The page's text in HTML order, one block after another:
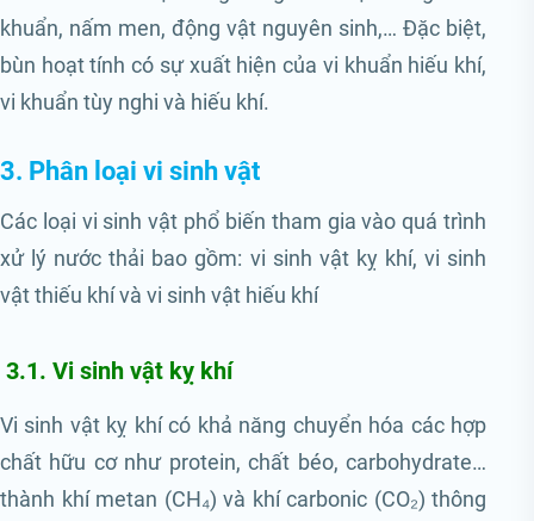
khuẩn, nấm men, động vật nguyên sinh,… Đặc biệt,
bùn hoạt tính có sự xuất hiện của vi khuẩn hiếu khí,
vi khuẩn tùy nghi và hiếu khí.
3. Phân loại vi sinh vật
Các loại vi sinh vật phổ biến tham gia vào quá trình
xử lý nước thải bao gồm: vi sinh vật kỵ khí, vi sinh
vật thiếu khí và vi sinh vật hiếu khí
3.1. Vi sinh vật kỵ khí
Vi sinh vật kỵ khí có khả năng chuyển hóa các hợp
chất hữu cơ như protein, chất béo, carbohydrate…
thành khí metan (CH₄) và khí carbonic (CO₂) thông